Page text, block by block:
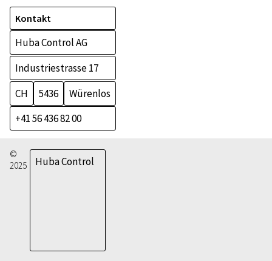
Kontakt
Huba Control AG
Industriestrasse 17
CH
5436
Würenlos
+41 56 436 82 00
©
2025
Huba Control